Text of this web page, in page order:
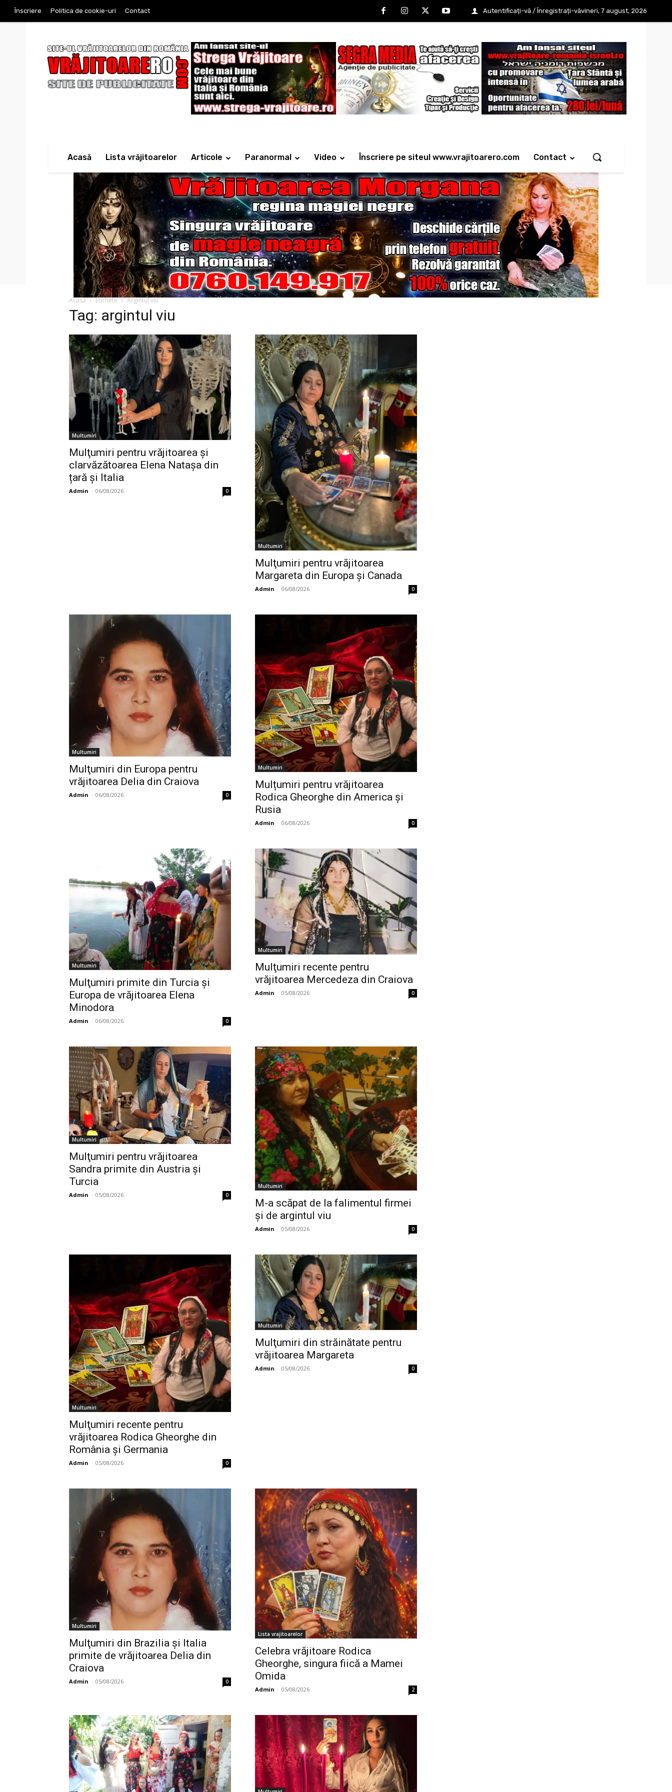
vineri, 7 august, 2026
Înscriere Politica de cookie-uri Contact Autentificați-vă / Înregistrați-vă
Acasă Lista vrăjitoarelor Articole Paranormal Video Înscriere pe siteul www.vrajitoarero.com Contact
Acasă Etichete Argintul viu
Tag: argintul viu
Multumiri
Mulţumiri pentru vrăjitoarea și
clarvăzătoarea Elena Natașa din
țară și Italia
Admin - 06/08/2026 0
Multumiri
Mulţumiri pentru vrăjitoarea
Margareta din Europa și Canada
Admin - 06/08/2026 0
Multumiri
Mulţumiri din Europa pentru
vrăjitoarea Delia din Craiova
Admin - 06/08/2026 0
Multumiri
Mulțumiri pentru vrăjitoarea
Rodica Gheorghe din America și
Rusia
Admin - 06/08/2026 0
Multumiri
Mulţumiri primite din Turcia și
Europa de vrăjitoarea Elena
Minodora
Admin - 06/08/2026 0
Multumiri
Mulţumiri recente pentru
vrăjitoarea Mercedeza din Craiova
Admin - 05/08/2026 0
Multumiri
Mulţumiri pentru vrăjitoarea
Sandra primite din Austria și
Turcia
Admin - 05/08/2026 0
Multumiri
M-a scăpat de la falimentul firmei
și de argintul viu
Admin - 05/08/2026 0
Multumiri
Mulţumiri recente pentru
vrăjitoarea Rodica Gheorghe din
România și Germania
Admin - 05/08/2026 0
Multumiri
Mulţumiri din străinătate pentru
vrăjitoarea Margareta
Admin - 05/08/2026 0
Multumiri
Mulţumiri din Brazilia și Italia
primite de vrăjitoarea Delia din
Craiova
Admin - 05/08/2026 0
Lista vrajitoarelor
Celebra vrăjitoare Rodica
Gheorghe, singura fiică a Mamei
Omida
Admin - 05/08/2026 2